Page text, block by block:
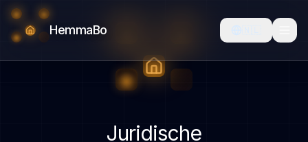
HemmaBo
Juridische